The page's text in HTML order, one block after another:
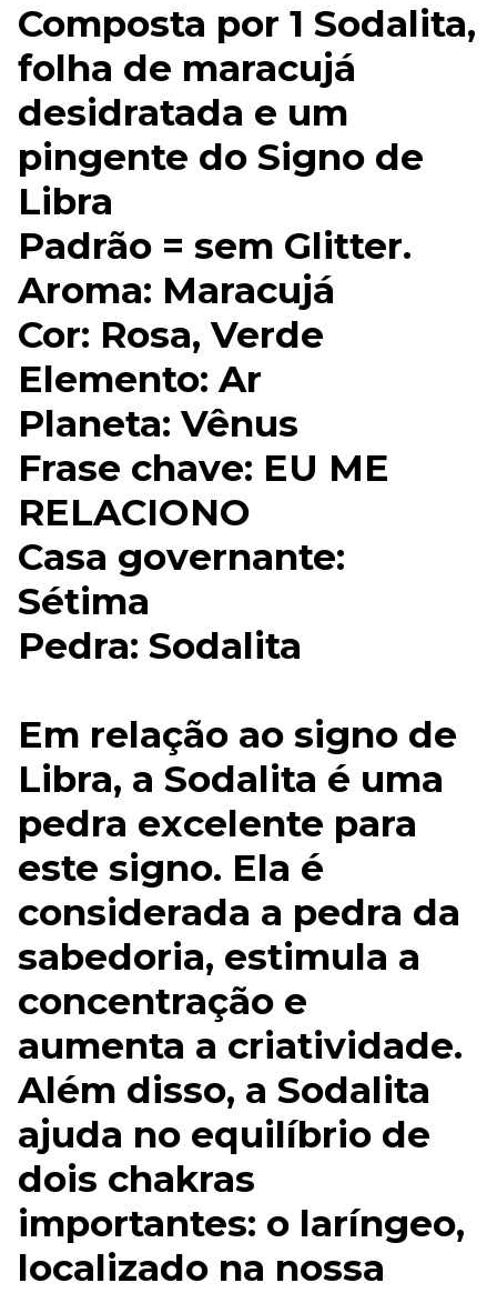
Composta por 1 Sodalita,
folha de maracujá
desidratada e um
pingente do Signo de
Libra
Padrão = sem Glitter.
Aroma: Maracujá
Cor: Rosa, Verde
Elemento: Ar
Planeta: Vênus
Frase chave: EU ME
RELACIONO
Casa governante:
Sétima
Pedra: Sodalita
Em relação ao signo de
Libra, a Sodalita é uma
pedra excelente para
este signo. Ela é
considerada a pedra da
sabedoria, estimula a
concentração e
aumenta a criatividade.
Além disso, a Sodalita
ajuda no equilíbrio de
dois chakras
importantes: o laríngeo,
localizado na nossa